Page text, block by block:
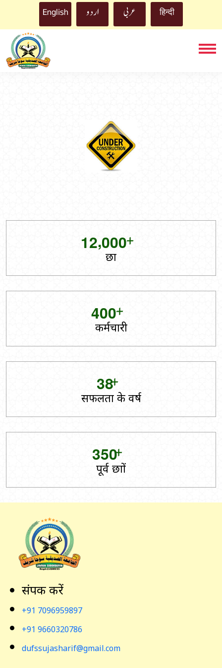
English اردو عربي हिन्दी
12,000+
छात्र
400+
कर्मचारी
38+
सफलता के वर्ष
350+
पूर्व छात्रों
संपर्क करें
+91 7096959897
+91 9660320786
dufssujasharif@gmail.com